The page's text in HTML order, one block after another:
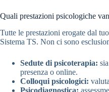
Quali prestazioni psicologiche
Tutte le prestazioni erogate dal
Sistema TS. Non ci sono
Sedute di psicoterapia:
presenza o online.
Colloqui psicologici:
Psicodiagnostica: